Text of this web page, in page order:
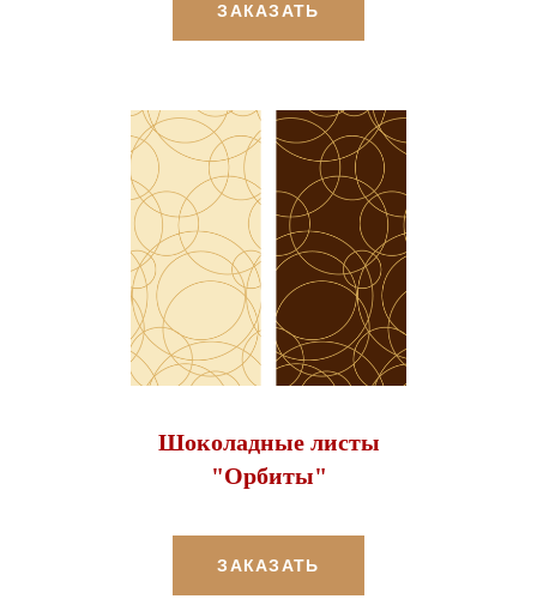
ЗАКАЗАТЬ
Шоколадные листы
"Орбиты"
ЗАКАЗАТЬ